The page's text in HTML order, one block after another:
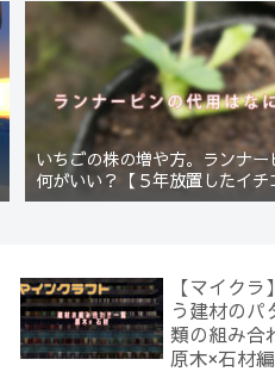
いちごの株の増や方。ランナ
何がいい？【５年放置したイ
のか？(10)】
【マイク
う建材のパ
類の組み合
原木×石材編